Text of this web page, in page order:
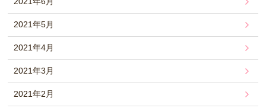
2021年5月
2021年4月
2021年3月
2021年2月